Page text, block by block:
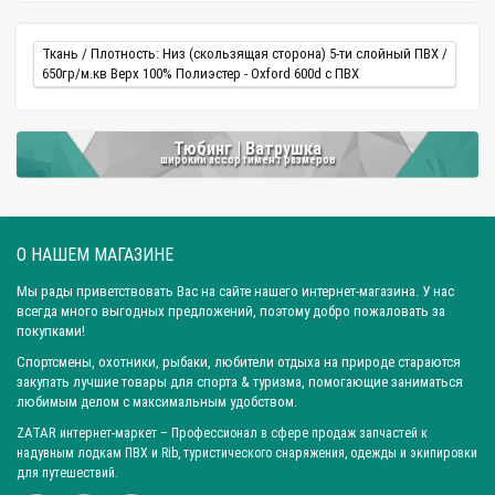
1,0-1,40 90-100
1,40-1,60 100-115
Как гарантировать безопасность:
использовать шлем.
2. Не следует отпускать детей на трамплинные горки с
препятствиями.
3. Если на линии есть люди – спуск не начинают.
4. Тюбинги не перегружают сверх допустимого веса во
избежание разрывов.
Ткань / Плотность: Низ (скользящая сторона) 5-ти слойный ПВХ /
650гр/м.кв Верх 100% Полиэстер - Oxford 600d c ПВХ
Тюбинг | Ватрушка
широкий ассортимент размеров
О НАШЕМ МАГАЗИНЕ
Мы рады приветствовать Вас на сайте нашего интернет-магазина. У нас
всегда много выгодных предложений, поэтому добро пожаловать за
покупками!
Спортсмены, охотники, рыбаки, любители отдыха на природе стараются
закупать лучшие товары для спорта & туризма, помогающие заниматься
любимым делом с максимальным удобством.
ZATAR интернет-маркет – Профессионал в сфере продаж запчастей к
надувным лодкам ПВХ и Rib, туристического снаряжения, одежды и экипировки
для путешествий.